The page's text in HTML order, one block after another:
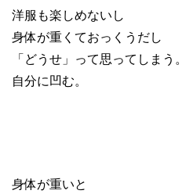
洋服も楽しめないし
身体が重くておっくうだし
「どうせ」って思ってしまう。
自分に凹む。
身体が重いと